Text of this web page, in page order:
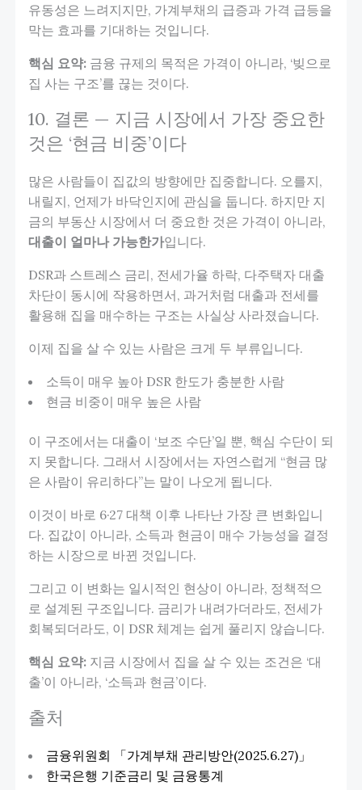
유동성은 느려지지만, 가계부채의 급증과 가격 급등을
막는 효과를 기대하는 것입니다.
핵심 요약:금융 규제의 목적은 가격이 아니라, ‘빚으로
집 사는 구조’를 끊는 것이다.
10. 결론 — 지금 시장에서 가장 중요한
것은 ‘현금 비중’이다
많은 사람들이 집값의 방향에만 집중합니다. 오를지,
내릴지, 언제가 바닥인지에 관심을 둡니다. 하지만 지
금의 부동산 시장에서 더 중요한 것은 가격이 아니라,
대출이 얼마나 가능한가입니다.
DSR과 스트레스 금리, 전세가율 하락, 다주택자 대출
차단이 동시에 작용하면서, 과거처럼 대출과 전세를
활용해 집을 매수하는 구조는 사실상 사라졌습니다.
이제 집을 살 수 있는 사람은 크게 두 부류입니다.
소득이 매우 높아 DSR 한도가 충분한 사람
현금 비중이 매우 높은 사람
이 구조에서는 대출이 ‘보조 수단’일 뿐, 핵심 수단이 되
지 못합니다. 그래서 시장에서는 자연스럽게 “현금 많
은 사람이 유리하다”는 말이 나오게 됩니다.
이것이 바로 6·27 대책 이후 나타난 가장 큰 변화입니
다. 집값이 아니라, 소득과 현금이 매수 가능성을 결정
하는 시장으로 바뀐 것입니다.
그리고 이 변화는 일시적인 현상이 아니라, 정책적으
로 설계된 구조입니다. 금리가 내려가더라도, 전세가
회복되더라도, 이 DSR 체계는 쉽게 풀리지 않습니다.
핵심 요약:지금 시장에서 집을 살 수 있는 조건은 ‘대
출’이 아니라, ‘소득과 현금’이다.
출처
금융위원회 「가계부채 관리방안(2025.6.27)」
한국은행 기준금리 및 금융통계